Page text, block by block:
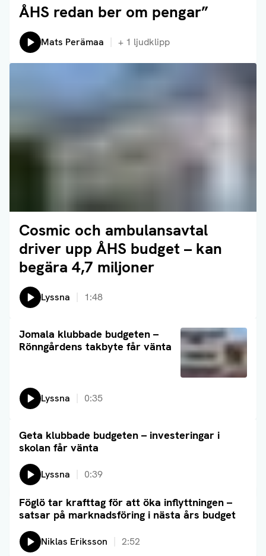
ÅHS redan ber om pengar”
Lyssna på:
Mats Perämaa + 1 ljudklipp
Cosmic och ambulansavtal
driver upp ÅHS budget – kan
begära 4,7 miljoner
Läs artikel
Lyssna 1:48
Jomala klubbade budgeten –
Rönngårdens takbyte får vänta
Läs artikel
Lyssna 0:35
Geta klubbade budgeten – investeringar i
skolan får vänta
Läs artikel
Lyssna 0:39
Föglö tar krafttag för att öka inflyttningen –
satsar på marknadsföring i nästa års budget
Läs artikel
Lyssna på:
Niklas Eriksson 2:52